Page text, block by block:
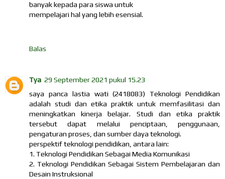
banyak kepada para siswa untuk
mempelajari hal yang lebih esensial.
Balas
Tya 29 September 2021 pukul 15.23
saya panca lastia wati (2418083) Teknologi Pendidikan
adalah studi dan etika praktik untuk memfasilitasi dan
meningkatkan kinerja belajar. Studi dan etika praktik
tersebut dapat melalui penciptaan, penggunaan,
pengaturan proses, dan sumber daya teknologi.
perspektif teknologi pendidikan, antara lain:
1. Teknologi Pendidikan Sebagai Media Komunikasi
2. Teknologi Pendidikan Sebagai Sistem Pembelajaran dan
Desain Instruksional